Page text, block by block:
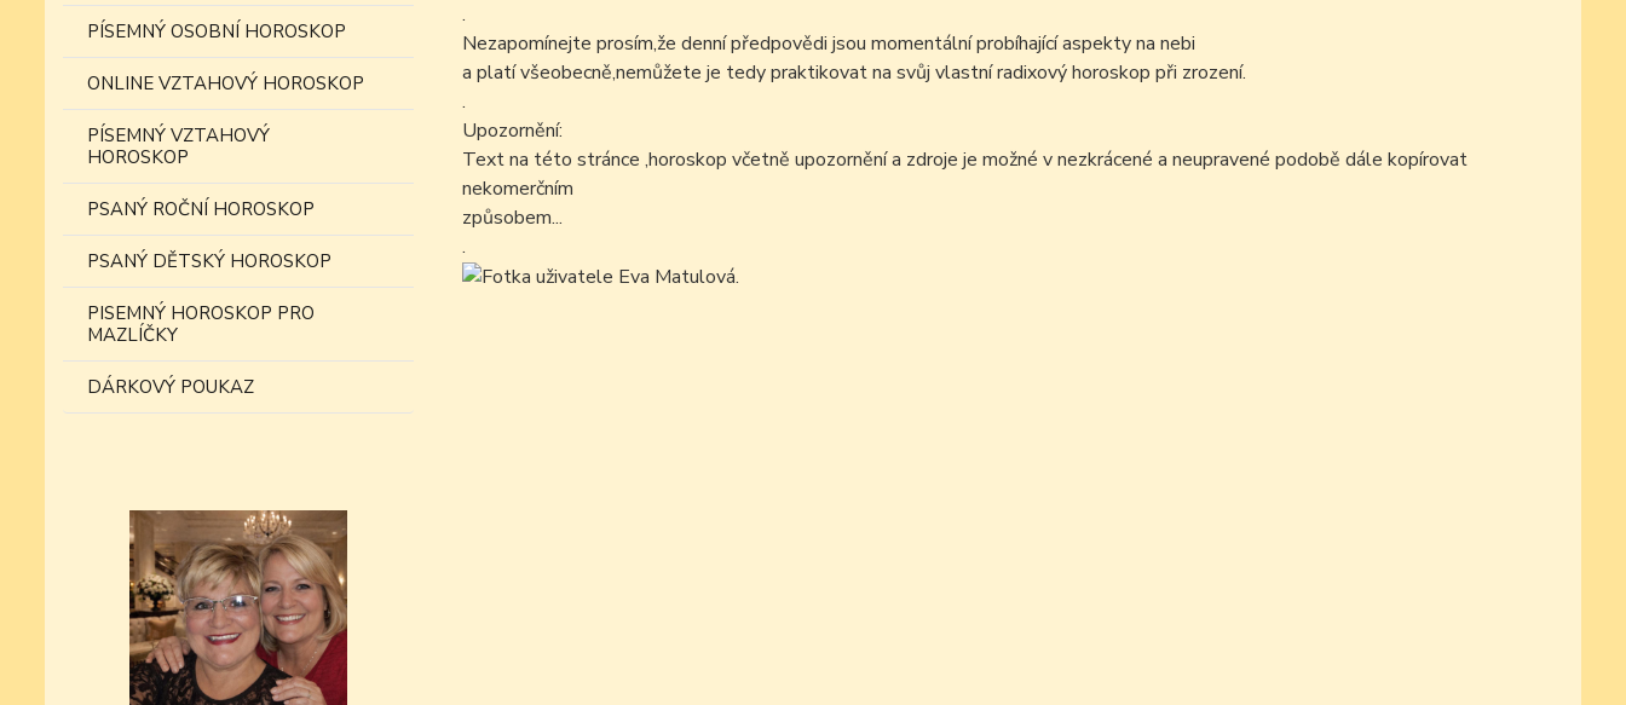
PÍSEMNÝ OSOBNÍ HOROSKOP
ONLINE VZTAHOVÝ HOROSKOP
PÍSEMNÝ VZTAHOVÝ
HOROSKOP
PSANÝ ROČNÍ HOROSKOP
PSANÝ DĚTSKÝ HOROSKOP
PISEMNÝ HOROSKOP PRO
MAZLÍČKY
DÁRKOVÝ POUKAZ
.
Nezapomínejte prosím,že denní předpovědi jsou momentální probíhající aspekty na nebi
a platí všeobecně,nemůžete je tedy praktikovat na svůj vlastní radixový horoskop při zrození.
.
Upozornění:
Text na této stránce ,horoskop včetně upozornění a zdroje je možné v nezkrácené a neupravené podobě dále kopírovat
nekomerčním
způsobem...
.